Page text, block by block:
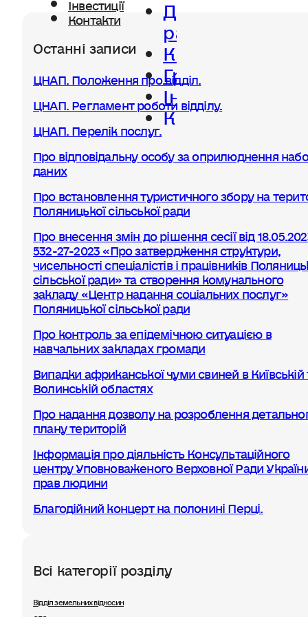
Контакти Діяльність
ради
Керівництво
Громада
Інвестиції
Контакти
Останні записи
ЦНАП. Положення про відділ.
ЦНАП. Регламент роботи відділу.
ЦНАП. Перелік послуг.
Про відповідальну особу за оприлюднення
даних
Про встановлення туристичного збору на
Поляницької сільської ради
Про внесення змін до рішення сесії від
532-27-2023 «Про затвердження структури,
чисельності спеціалістів і працівників
сільської ради» та створення комунального
закладу «Центр надання соціальних послуг»
Поляницької сільської ради
Про контроль за епідемічною ситуацією в
навчальних закладах громади
Випадки африканської чуми свиней в Київській
Волинській областях
Про надання дозволу на розроблення
плану територій
Інформація про діяльність Консультаційного
центру Уповноваженого Верховної Ради
прав людини
Благодійний концерт на полонині Перці.
Всі категорії розділу
Відділ земельних відносин